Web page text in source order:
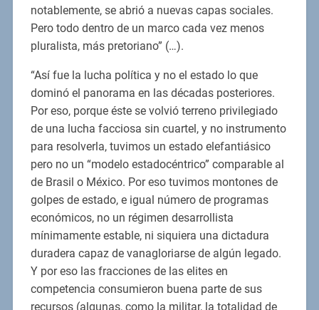
notablemente, se abrió a nuevas capas sociales.
Pero todo dentro de un marco cada vez menos
pluralista, más pretoriano” (…).
“Así fue la lucha política y no el estado lo que
dominó el panorama en las décadas posteriores.
Por eso, porque éste se volvió terreno privilegiado
de una lucha facciosa sin cuartel, y no instrumento
para resolverla, tuvimos un estado elefantiásico
pero no un “modelo estadocéntrico” comparable al
de Brasil o México. Por eso tuvimos montones de
golpes de estado, e igual número de programas
económicos, no un régimen desarrollista
mínimamente estable, ni siquiera una dictadura
duradera capaz de vanagloriarse de algún legado.
Y por eso las fracciones de las elites en
competencia consumieron buena parte de sus
recursos (algunas, como la militar, la totalidad de